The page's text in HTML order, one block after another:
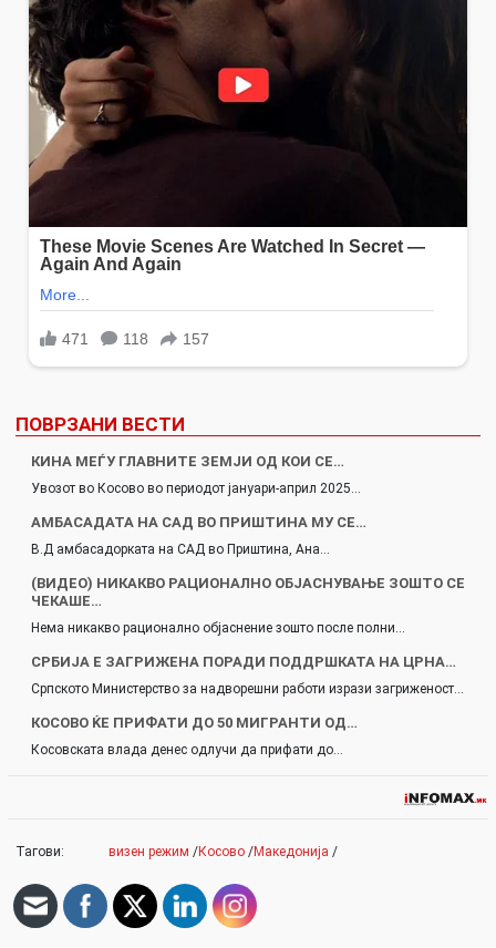
ПОВРЗАНИ ВЕСТИ
КИНА МЕЃУ ГЛАВНИТЕ ЗЕМЈИ ОД КОИ СЕ…
Увозот во Косово во периодот јануари-април 2025…
АМБАСАДАТА НА САД ВО ПРИШТИНА МУ СЕ…
В.Д амбасадорката на САД во Приштина, Ана…
(ВИДЕО) НИКАКВО РАЦИОНАЛНО ОБЈАСНУВАЊЕ ЗОШТО СЕ
ЧЕКАШЕ…
Нема никакво рационално објаснение зошто после полни…
СРБИЈА Е ЗАГРИЖЕНА ПОРАДИ ПОДДРШКАТА НА ЦРНА…
Српското Министерство за надворешни работи изрази загриженост…
КОСОВО ЌЕ ПРИФАТИ ДО 50 МИГРАНТИ ОД…
Косовската влада денес одлучи да прифати до…
Тагови: визен режим /Косово /Македонија /